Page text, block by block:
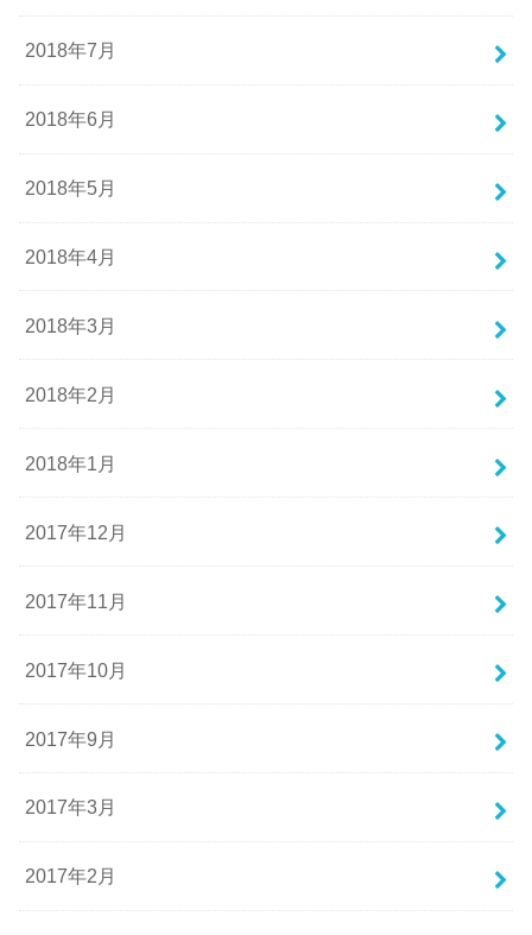
2018年7月
2018年6月
2018年5月
2018年4月
2018年3月
2018年2月
2018年1月
2017年12月
2017年11月
2017年10月
2017年9月
2017年3月
2017年2月